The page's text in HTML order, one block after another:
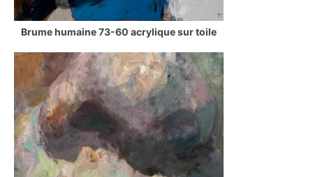
Brume humaine 73-60 acrylique sur toile